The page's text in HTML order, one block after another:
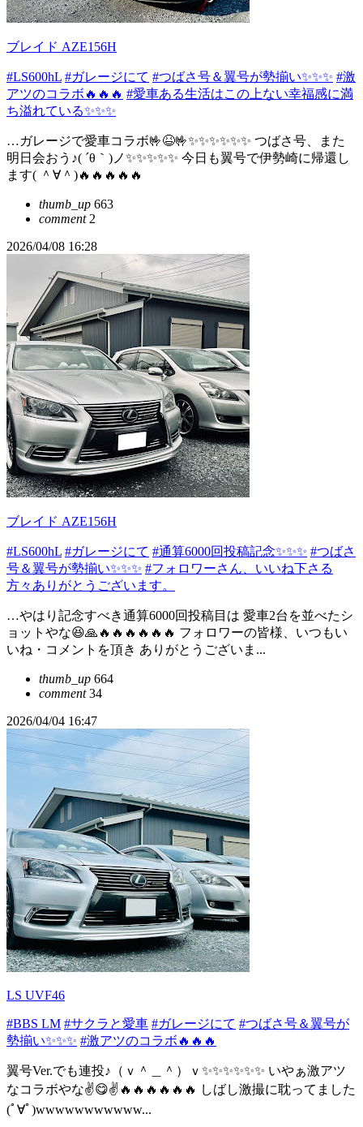
ブレイド AZE156H
#LS600hL #ガレージにて #つばさ号＆翼号が勢揃い✨✨✨ #激
アツのコラボ🔥🔥🔥 #愛車ある生活はこの上ない幸福感に満
ち溢れている✨✨✨
…ガレージで愛車コラボ🤟😆🤟✨✨✨✨✨✨ つばさ号、また
明日会おう♪( ´θ｀)ノ✨✨✨✨✨ 今日も翼号で伊勢崎に帰還し
ます( ＾∀＾)🔥🔥🔥🔥🔥
thumb_up 663
comment2
2026/04/08 16:28
ブレイド AZE156H
#LS600hL #ガレージにて #通算6000回投稿記念✨✨✨ #つばさ
号＆翼号が勢揃い✨✨✨ #フォロワーさん、いいね下さる
方々ありがとうございます。
…やはり記念すべき通算6000回投稿目は 愛車2台を並べたシ
ョットやな😆🙏🔥🔥🔥🔥🔥🔥 フォロワーの皆様、いつもい
いね・コメントを頂き ありがとうございま...
thumb_up 664
comment34
2026/04/04 16:47
LS UVF46
#BBS LM #サクラと愛車 #ガレージにて #つばさ号＆翼号が
勢揃い✨✨✨ #激アツのコラボ🔥🔥🔥
翼号Ver.でも連投♪（ｖ＾＿＾）ｖ✨✨✨✨✨✨ いやぁ激アツ
なコラボやな✌️😋✌️🔥🔥🔥🔥🔥🔥 しばし激撮に耽ってました
(ﾟ∀ﾟ)wwwwwwwwwww...